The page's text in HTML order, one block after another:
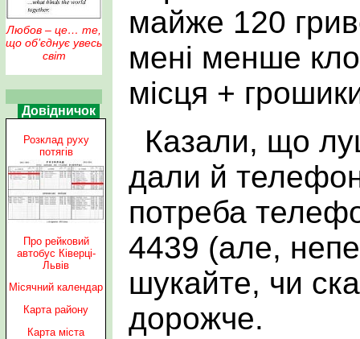
Любов – це… те,
що об’єднує увесь
світ
Довідничок
Розклад руху
потягів
Про рейковий
автобус Ківерці-
Львів
Місячний календар
Карта району
Карта міста
майже 120
мені менше
місця +
Казали, що
дали й
потреба
4439 (але,
шукайте, чи
дорожче.